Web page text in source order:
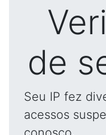
de
Seu IP fez
acessos